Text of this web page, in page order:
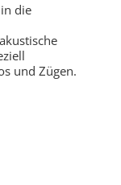
die
und Zügen.